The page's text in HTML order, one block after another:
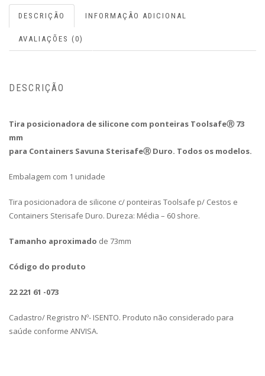
DESCRIÇÃO INFORMAÇÃO ADICIONAL
AVALIAÇÕES (0)
DESCRIÇÃO
Tira posicionadora de silicone com ponteiras ToolsafeⓇ 73
mm
para Containers Savuna SterisafeⓇ Duro. Todos os modelos.
Embalagem com 1 unidade
Tira posicionadora de silicone c/ ponteiras Toolsafe p/ Cestos e
Containers Sterisafe Duro. Dureza: Média – 60 shore.
Tamanho aproximado de 73mm
Código do produto
22 221 61 -073
Cadastro/ Regristro Nº- ISENTO. Produto não considerado para
saúde conforme ANVISA.